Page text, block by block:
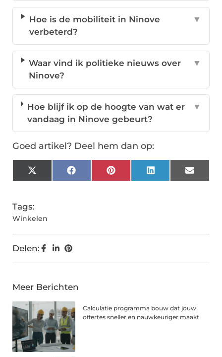
Hoe is de mobiliteit in Ninove
verbeterd?
▼
Waar vind ik politieke nieuws over
Ninove?
▼
Hoe blijf ik op de hoogte van wat er
vandaag in Ninove gebeurt?
▼
Goed artikel? Deel hem dan op:
X
(Twitter)
FacebookPinterestLinkedInEmail
Tags:
Winkelen
Delen:
Meer Berichten
Calculatie programma bouw dat jouw
offertes sneller en nauwkeuriger maakt